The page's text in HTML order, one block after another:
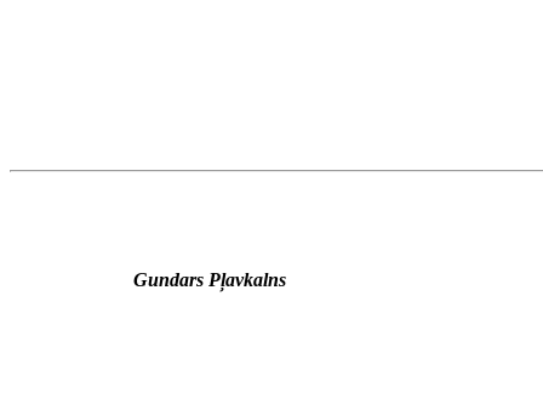
Gundars Pļavkalns